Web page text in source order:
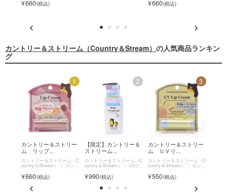
クリーム
660 660
カントリー＆ストリーム（Country＆Stream） の人気商品ランキン
グ
1
カントリー＆ストリー
ム リップ...
カントリー＆ストリーム（C
ountry＆Stream） カント
リー＆ストリーム リップ
クリーム
660
2
【限定】カントリー＆
ストリーム...
カントリー＆ストリーム（C
ountry＆Stream） UVク
リーム・ジェル
990
3
カントリー＆ストリー
ム ＵＶリ...
カントリー＆ストリーム（C
ountry＆Stream） カント
リー＆ストリーム リップ
クリーム
550